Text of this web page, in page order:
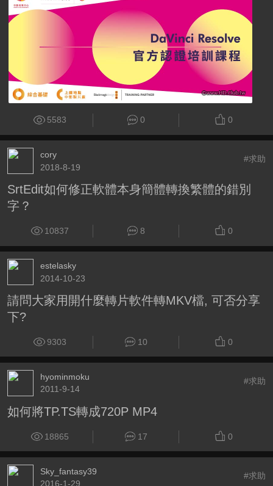
5583 0 0
cory
2018-8-19
#求助
SrtEdit如何修正軟體本身簡體轉換繁體的錯別
字？
10837 8 0
estelasky
2014-10-23
請問大家用開什麼轉片軟件轉MKV檔, 可否分享
下?
9303 10 0
hyominmoku
2011-9-14
#求助
如何將TP.TS轉成720P MP4
18865 17 0
Sky_fantasy39
2016-1-29
#求助